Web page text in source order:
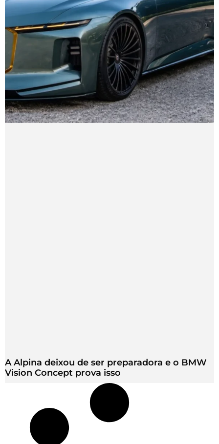
A Alpina deixou de ser preparadora e o BMW
Vision Concept prova isso